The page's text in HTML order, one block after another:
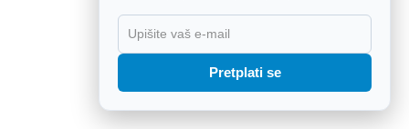
Pretplati se